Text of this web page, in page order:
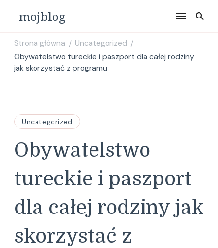
mojblog
Strona główna / Uncategorized /
Obywatelstwo tureckie i paszport dla całej rodziny
jak skorzystać z programu
Uncategorized
Obywatelstwo
tureckie i paszport
dla całej rodziny jak
skorzystać z